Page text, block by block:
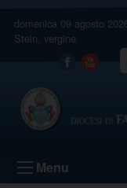
content
domenica 09 agosto
Stein, vergine
Facebook
Menu